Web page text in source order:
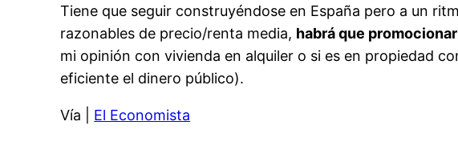
Tiene que seguir construyéndose en España pero a un
razonables de precio/renta media, habrá que
mi opinión con vivienda en alquiler o si es en propiedad
eficiente el dinero público).
Vía | El Economista